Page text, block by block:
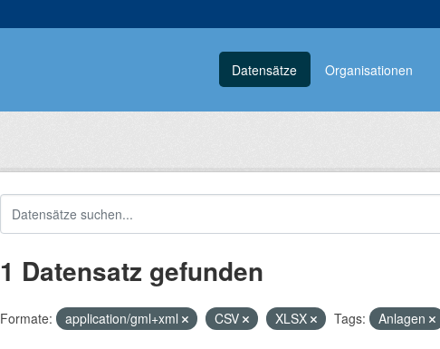
Datensätze Organisationen
1 Datensatz gefunden
Formate: application/gml+xml CSV XLSX Tags: Anlagen